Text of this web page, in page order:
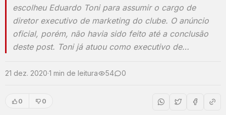
escolheu Eduardo Toni para assumir o cargo de
diretor executivo de marketing do clube. O anúncio
oficial, porém, não havia sido feito até a conclusão
deste post. Toni já atuou como executivo de…
21 dez. 2020·1 min de leitura 54 0
0 0